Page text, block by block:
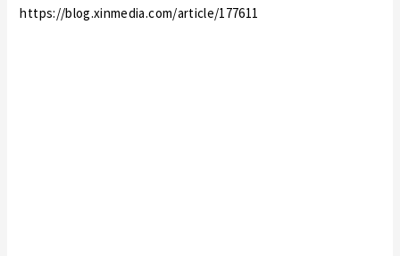
https://blog.xinmedia.com/article/177611